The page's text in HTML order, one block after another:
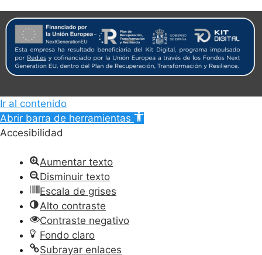
Ir al contenido
Abrir barra de herramientas
Accesibilidad
Aumentar texto
Disminuir texto
Escala de grises
Alto contraste
Contraste negativo
Fondo claro
Subrayar enlaces